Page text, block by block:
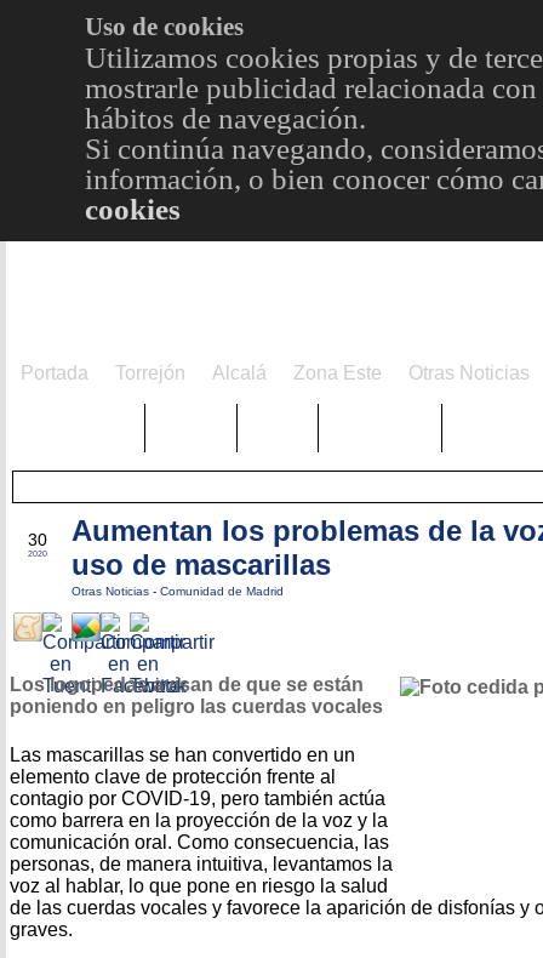
Uso de cookies
Utilizamos cookies propias y de
mostrarle publicidad relacionada
hábitos de navegación.
Si continúa navegando,
información, o bien conocer cómo
cookies
Portada Torrejón Alcalá Zona Este Otras Noticias
30
2020
Aumentan los problemas de la
uso de mascarillas
Otras Noticias - Comunidad de Madrid
Los logopedas avisan de que se están
poniendo en peligro las cuerdas vocales
Las mascarillas se han convertido en un
elemento clave de protección frente al
contagio por COVID-19, pero también actúa
como barrera en la proyección de la voz y la
comunicación oral. Como consecuencia, las
personas, de manera intuitiva, levantamos la
voz al hablar, lo que pone en riesgo la salud
de las cuerdas vocales y favorece la aparición de disfonías y
graves.